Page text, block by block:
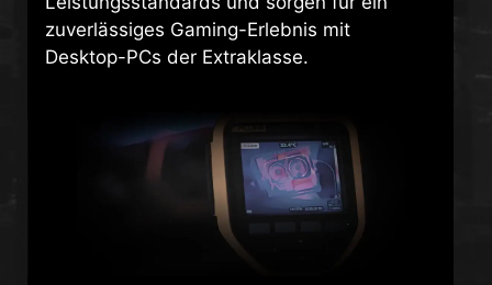
zuverlässiges Gaming-Erlebnis mit
Desktop-PCs der Extraklasse.